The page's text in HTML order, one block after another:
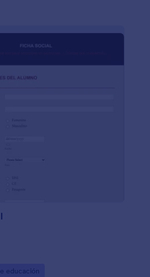
educación